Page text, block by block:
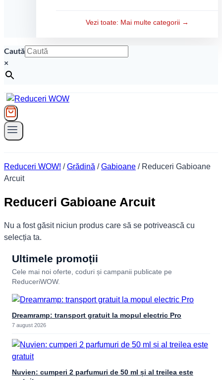
Vezi toate: Mai multe categorii →
Caută
×
Reduceri WOW! /Grădină /Gabioane / Reduceri Gabioane
Arcuit
Reduceri Gabioane Arcuit
Nu a fost găsit niciun produs care să se potrivească cu
selecția ta.
Ultimele promoții
Cele mai noi oferte, coduri și campanii publicate pe
ReduceriWOW.
Dreamramp: transport gratuit la mopul electric Pro
7 august 2026
Nuvien: cumperi 2 parfumuri de 50 ml și al treilea este